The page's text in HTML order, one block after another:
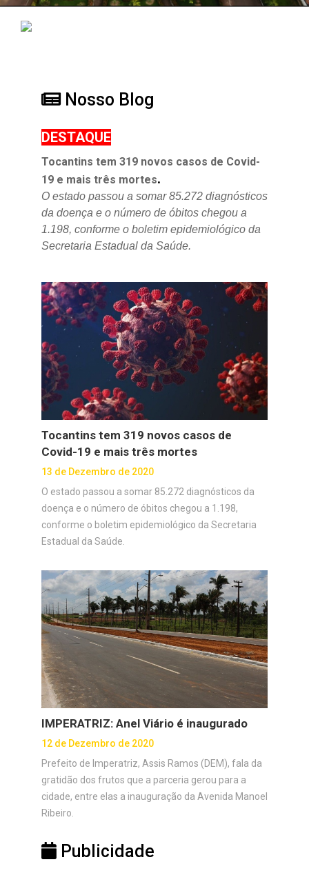
Nosso Blog
DESTAQUE
Tocantins tem 319 novos casos de Covid-
19 e mais três mortes.
O estado passou a somar 85.272 diagnósticos
da doença e o número de óbitos chegou a
1.198, conforme o boletim epidemiológico da
Secretaria Estadual da Saúde.
Tocantins tem 319 novos casos de
Covid-19 e mais três mortes
13 de Dezembro de 2020
O estado passou a somar 85.272 diagnósticos da
doença e o número de óbitos chegou a 1.198,
conforme o boletim epidemiológico da Secretaria
Estadual da Saúde.
IMPERATRIZ: Anel Viário é inaugurado
12 de Dezembro de 2020
Prefeito de Imperatriz, Assis Ramos (DEM), fala da
gratidão dos frutos que a parceria gerou para a
cidade, entre elas a inauguração da Avenida Manoel
Ribeiro.
Publicidade